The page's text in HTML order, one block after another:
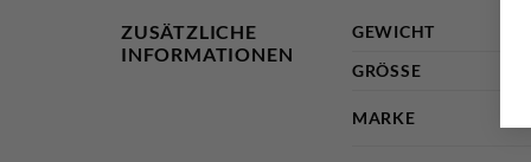
ZUSÄTZLICHE
INFORMATIONEN
GEWICHT
GRÖSSE
MARKE